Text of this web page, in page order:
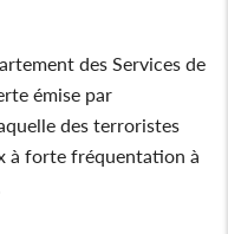
des Services de
émise par
des terroristes
à forte fréquentation à